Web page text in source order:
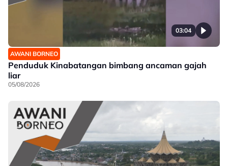
03:04
AWANI BORNEO
Penduduk Kinabatangan bimbang ancaman gajah
liar
05/08/2026